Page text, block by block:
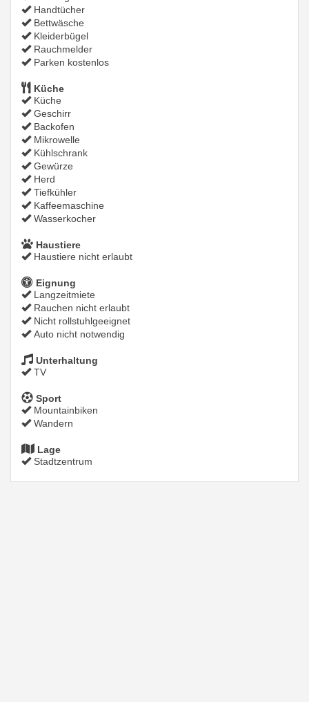
Handtücher
Bettwäsche
Kleiderbügel
Rauchmelder
Parken kostenlos
Küche
Küche
Geschirr
Backofen
Mikrowelle
Kühlschrank
Gewürze
Herd
Tiefkühler
Kaffeemaschine
Wasserkocher
Haustiere
Haustiere nicht erlaubt
Eignung
Langzeitmiete
Rauchen nicht erlaubt
Nicht rollstuhlgeeignet
Auto nicht notwendig
Unterhaltung
TV
Sport
Mountainbiken
Wandern
Lage
Stadtzentrum